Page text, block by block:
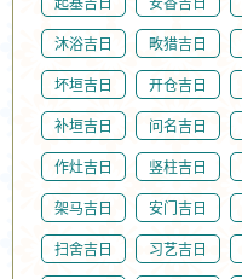
沐浴吉日 畋猎吉日
坏垣吉日 开仓吉日
补垣吉日 问名吉日
作灶吉日 竖柱吉日
架马吉日 安门吉日
扫舍吉日 习艺吉日